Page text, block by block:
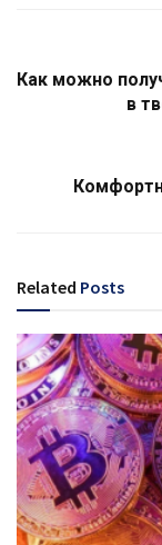
Как можно
в
Related Posts